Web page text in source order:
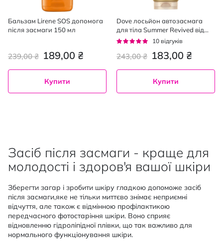
Бальзам Lirene SOS допомога
після засмаги 150 мл
189,00 ₴
239,00 ₴
Купити
Dove лосьйон автозасмага
для тіла Summer Revived від
світлого до середнього, 200мл
Рейтинг:
10 відгуків
183,00 ₴
243,00 ₴
Купити
Засіб після засмаги - краще для
молодості і здоров'я вашої шкіри
Зберегти загар і зробити шкіру гладкою допоможе засіб
після засмаги,яке не тільки миттєво знімає неприємні
відчуття, але також є відмінною профілактикою
передчасного фотостаріння шкіри. Воно сприяє
відновленню гідроліпідної плівки, що так важливо для
нормального функціонування шкіри.